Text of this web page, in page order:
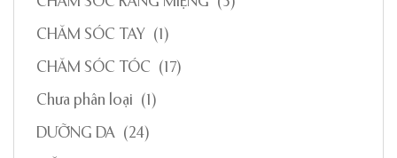
CHĂM SÓC TAY (1)
CHĂM SÓC TÓC (17)
Chưa phân loại (1)
DƯỠNG DA (24)